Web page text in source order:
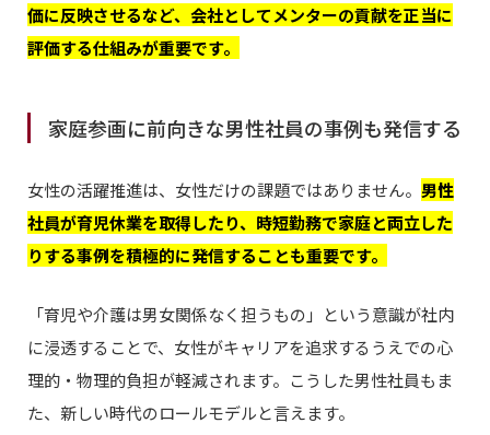
価に反映させるなど、会社としてメンターの貢献を正当に
評価する仕組みが重要です。
家庭参画に前向きな男性社員の事例も発信する
女性の活躍推進は、女性だけの課題ではありません。 男性
社員が育児休業を取得したり、時短勤務で家庭と両立した
りする事例を積極的に発信することも重要です。
「育児や介護は男女関係なく担うもの」という意識が社内
に浸透することで、女性がキャリアを追求するうえでの心
理的・物理的負担が軽減されます。こうした男性社員もま
た、新しい時代のロールモデルと言えます。